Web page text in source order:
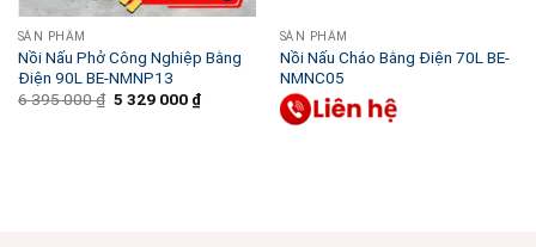
SẢN PHẨM
Nồi Nấu Phở Công Nghiệp Bằng
Điện 90L BE-NMNP13
6 395 000₫ Giá
5 329 000 ₫Giá
SẢN PHẨM
Nồi Nấu Cháo Bằng Điện 70L BE-
NMNC05